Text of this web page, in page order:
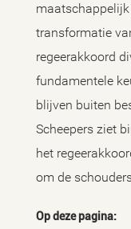
transformatie
regeerakkoord
fundamentele
blijven buiten
Scheepers ziet
het
om de
Op deze pagina: